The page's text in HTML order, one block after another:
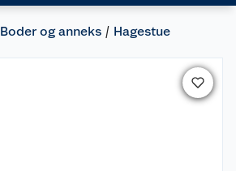
Boder og anneks Hagestue